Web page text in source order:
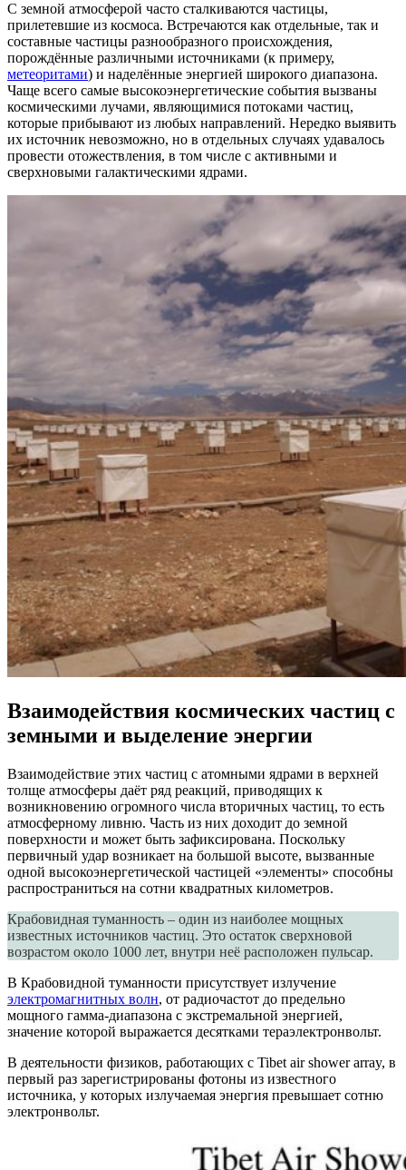
С земной атмосферой часто сталкиваются частицы,
прилетевшие из космоса. Встречаются как отдельные, так и
составные частицы разнообразного происхождения,
порождённые различными источниками (к примеру,
метеоритами) и наделённые энергией широкого диапазона.
Чаще всего самые высокоэнергетические события вызваны
космическими лучами, являющимися потоками частиц,
которые прибывают из любых направлений. Нередко выявить
их источник невозможно, но в отдельных случаях удавалось
провести отожествления, в том числе с активными и
сверхновыми галактическими ядрами.
Взаимодействия космических частиц с
земными и выделение энергии
Взаимодействие этих частиц с атомными ядрами в верхней
толще атмосферы даёт ряд реакций, приводящих к
возникновению огромного числа вторичных частиц, то есть
атмосферному ливню. Часть из них доходит до земной
поверхности и может быть зафиксирована. Поскольку
первичный удар возникает на большой высоте, вызванные
одной высокоэнергетической частицей «элементы» способны
распространиться на сотни квадратных километров.
Крабовидная туманность – один из наиболее мощных
известных источников частиц. Это остаток сверхновой
возрастом около 1000 лет, внутри неё расположен пульсар.
В Крабовидной туманности присутствует излучение
электромагнитных волн, от радиочастот до предельно
мощного гамма-диапазона с экстремальной энергией,
значение которой выражается десятками тераэлектронвольт.
В деятельности физиков, работающих с Tibet air shower array, в
первый раз зарегистрированы фотоны из известного
источника, у которых излучаемая энергия превышает сотню
электронвольт.